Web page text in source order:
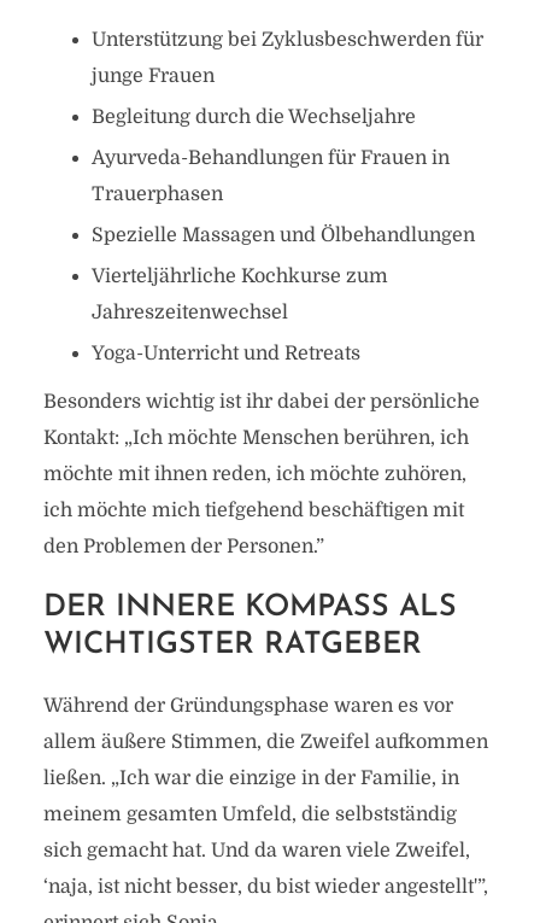
Unterstützung bei Zyklusbeschwerden für
junge Frauen
Begleitung durch die Wechseljahre
Ayurveda-Behandlungen für Frauen in
Trauerphasen
Spezielle Massagen und Ölbehandlungen
Vierteljährliche Kochkurse zum
Jahreszeitenwechsel
Yoga-Unterricht und Retreats
Besonders wichtig ist ihr dabei der persönliche
Kontakt: „Ich möchte Menschen berühren, ich
möchte mit ihnen reden, ich möchte zuhören,
ich möchte mich tiefgehend beschäftigen mit
den Problemen der Personen.”
DER INNERE KOMPASS ALS
WICHTIGSTER RATGEBER
Während der Gründungsphase waren es vor
allem äußere Stimmen, die Zweifel aufkommen
ließen. „Ich war die einzige in der Familie, in
meinem gesamten Umfeld, die selbstständig
sich gemacht hat. Und da waren viele Zweifel,
‘naja, ist nicht besser, du bist wieder angestellt'”,